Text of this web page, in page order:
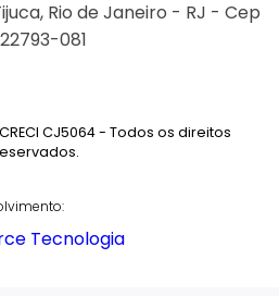
Rio de Janeiro - RJ - Cep
081
CJ5064 - Todos os direitos